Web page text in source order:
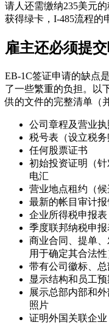
请人还需缴纳235美元
获得绿卡，I-485流程的
雇主还必须提
EB-1C签证申请的缺点
了一些繁重的负担。以
供的文件的完整清单（
公司章程及营业执
税号表（设立税务
任何股票证书
初始投资证明（
电汇
营业地点租约（候
最新的帐目审计报
企业所得税申报表
季度联邦纳税申报
商业合同、提单
用于确定其合法性
带有公司徽标、
显示结构和员工
展示总部内部和
照片
证明外国关联企